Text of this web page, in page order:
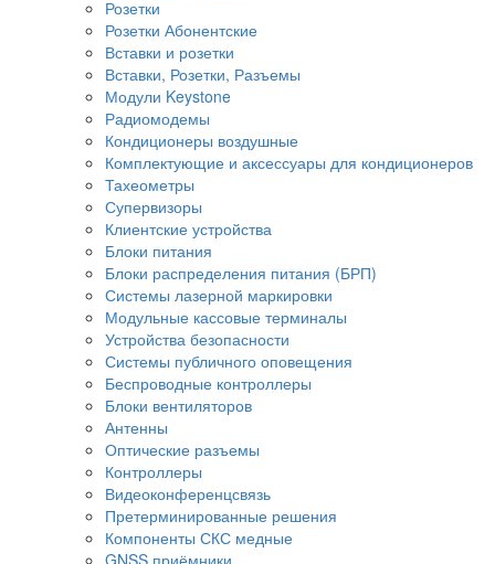
Розетки
Розетки Абонентские
Вставки и розетки
Вставки, Розетки, Разъемы
Модули Keystone
Радиомодемы
Кондиционеры воздушные
Комплектующие и аксессуары для кондиционеров
Тахеометры
Супервизоры
Клиентские устройства
Блоки питания
Блоки распределения питания (БРП)
Системы лазерной маркировки
Модульные кассовые терминалы
Устройства безопасности
Системы публичного оповещения
Беспроводные контроллеры
Блоки вентиляторов
Антенны
Оптические разъемы
Контроллеры
Видеоконференцсвязь
Претерминированные решения
Компоненты СКС медные
GNSS приёмники